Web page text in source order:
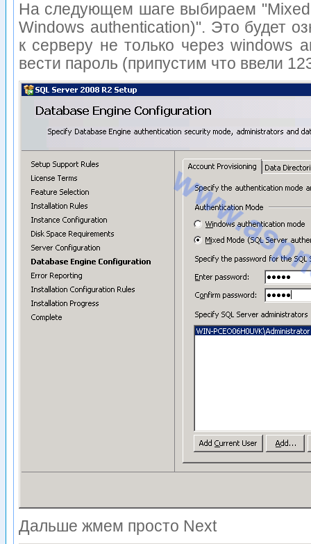
На следующем шаге выбираем
Windows authentication)". Это будет
к серверу не только через windows
вести пароль (припустим что ввели
Дальше жмем просто Next